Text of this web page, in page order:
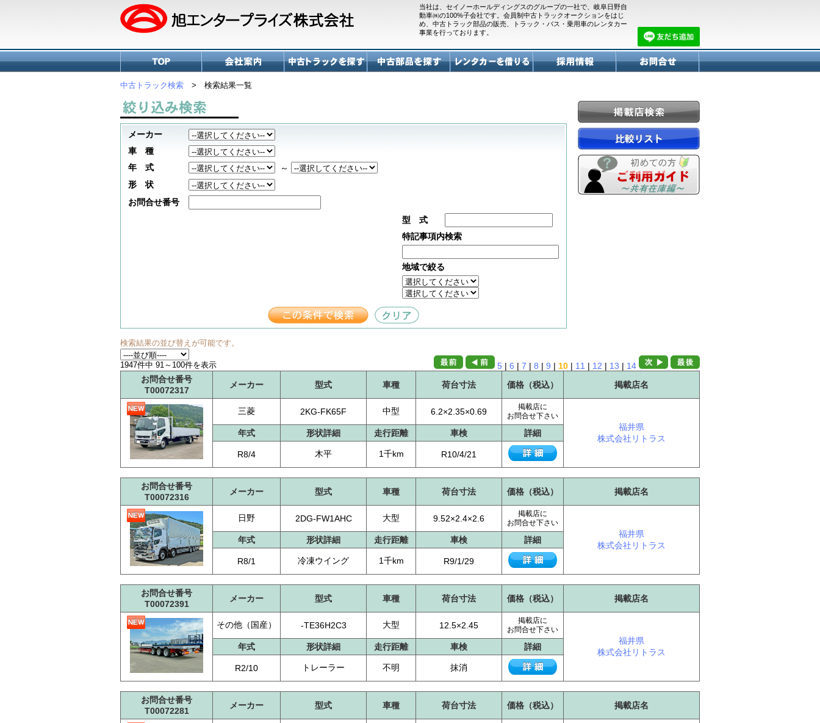
当社は、セイノーホールディングスのグループの一社で、岐阜日野自
動車㈱の100%子会社です。会員制中古トラックオークションをはじ
め、中古トラック部品の販売、トラック・バス・乗用車のレンタカー
事業を行っております。
中古トラック検索 > 検索結果一覧
メーカー
車 種
年 式
～
形 状
お問合せ番号
型 式
特記事項内検索
地域で絞る
検索結果の並び替えが可能です。
1947件中 91～100件を表示 5 | 6 | 7 | 8 | 9 | 10 | 11 | 12 | 13 | 14
お問合せ番号
T00072317
メーカー 型式 車種 荷台寸法 価格（税込） 掲載店名
三菱 2KG-FK65F 中型 6.2×2.35×0.69
掲載店に
お問合せ下さい
福井県
株式会社リトラス
年式 形状詳細 走行距離 車検 詳細
R8/4 木平 1千km R10/4/21
お問合せ番号
T00072316
メーカー 型式 車種 荷台寸法 価格（税込） 掲載店名
日野 2DG-FW1AHC 大型 9.52×2.4×2.6
掲載店に
お問合せ下さい
福井県
株式会社リトラス
年式 形状詳細 走行距離 車検 詳細
R8/1 冷凍ウイング 1千km R9/1/29
お問合せ番号
T00072391
メーカー 型式 車種 荷台寸法 価格（税込） 掲載店名
その他（国産） -TE36H2C3 大型 12.5×2.45
掲載店に
お問合せ下さい
福井県
株式会社リトラス
年式 形状詳細 走行距離 車検 詳細
R2/10 トレーラー 不明 抹消
お問合せ番号
T00072281
メーカー 型式 車種 荷台寸法 価格（税込） 掲載店名